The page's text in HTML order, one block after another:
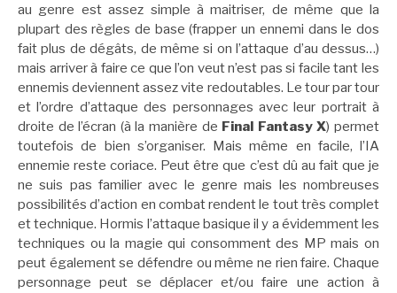
au genre est assez simple à maitriser, de même que la
plupart des règles de base (frapper un ennemi dans le dos
fait plus de dégâts, de même si on l’attaque d’au dessus…)
mais arriver à faire ce que l’on veut n’est pas si facile tant les
ennemis deviennent assez vite redoutables. Le tour par tour
et l’ordre d’attaque des personnages avec leur portrait à
droite de l’écran (à la manière de Final Fantasy X) permet
toutefois de bien s’organiser. Mais même en facile, l’IA
ennemie reste coriace. Peut être que c’est dû au fait que je
ne suis pas familier avec le genre mais les nombreuses
possibilités d’action en combat rendent le tout très complet
et technique. Hormis l’attaque basique il y a évidemment les
techniques ou la magie qui consomment des MP mais on
peut également se défendre ou même ne rien faire. Chaque
personnage peut se déplacer et/ou faire une action à